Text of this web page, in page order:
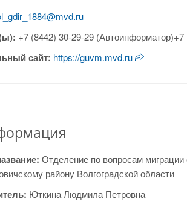
+7 (8442) 30-29-29 (Автоинформатор)+7
сайт: https://guvm.mvd.ru
Отделение по вопросам
району Волгоградской области
Юткина Людмила Петровна